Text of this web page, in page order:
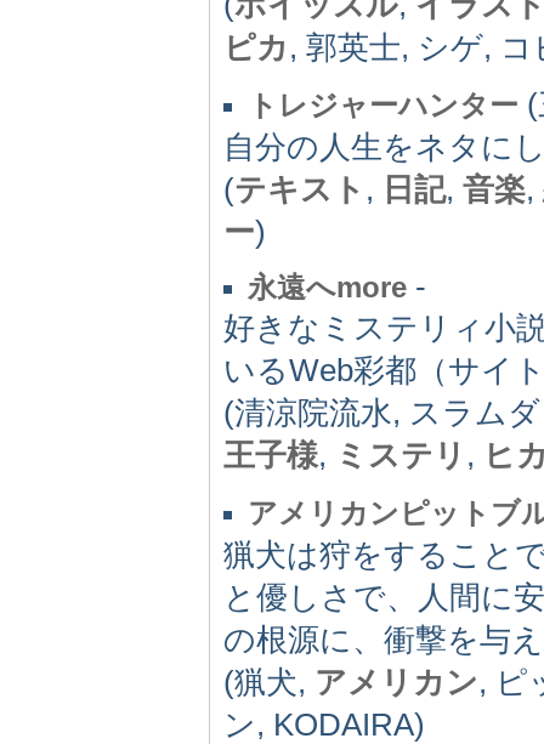
ピカ , 郭英士, シゲ,
トレジャーハンター
自分の人生をネタに
(テキスト , 日記, 音楽,
ー)
永遠へmore -
好きなミステリィ小
いるWeb彩都（サイ
(清涼院流水, スラム
王子様, ミステリ , ヒ
アメリカンピットブ
猟犬は狩をすること
と優しさで、人間に
の根源に、衝撃を与
(猟犬, アメリカン, ピ
ン, KODAIRA)